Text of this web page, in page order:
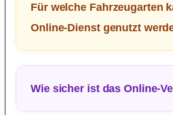
Für welche Fahrzeugarten
Online-Dienst genutzt
Wie sicher ist das Online-